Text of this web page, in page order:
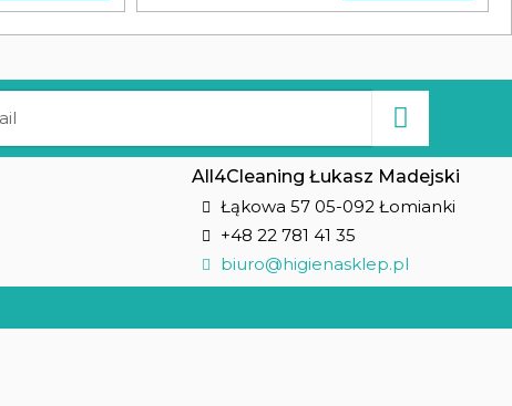
All4Cleaning Łukasz Madejski
Łąkowa 57 05-092 Łomianki
+48 22 781 41 35
biuro@higienasklep.pl